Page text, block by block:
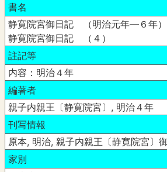
書名
静寛院宮御日記 （明治元年―６年）
静寛院宮御日記 （４）
註記等
内容：明治４年
編著者
親子内親王〔静寛院宮〕, 明治４年
刊写情報
原本, 明治, 親子内親王〔静寛院宮〕
家別